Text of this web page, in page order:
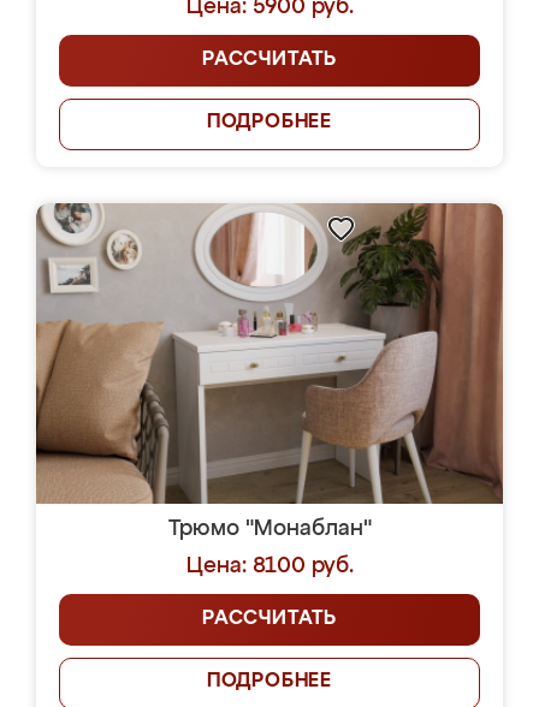
Цена: 5900 руб.
РАССЧИТАТЬ
ПОДРОБНЕЕ
Трюмо "Монаблан"
Цена: 8100 руб.
РАССЧИТАТЬ
ПОДРОБНЕЕ